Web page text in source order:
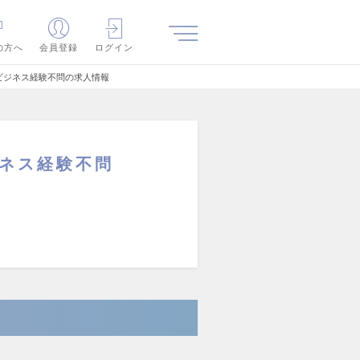
方へ 会員登録 ログイン
ネス経験不問の求人情報
ス経験不問